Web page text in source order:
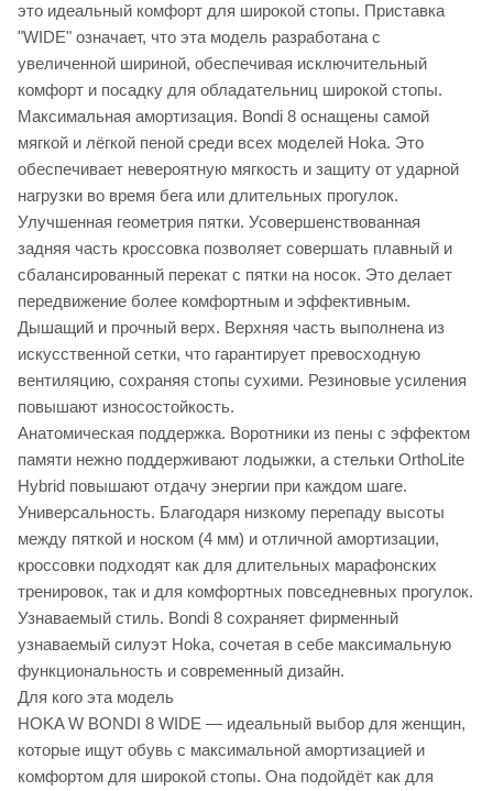
это идеальный комфорт для широкой стопы. Приставка
"WIDE" означает, что эта модель разработана с
увеличенной шириной, обеспечивая исключительный
комфорт и посадку для обладательниц широкой стопы.
Максимальная амортизация. Bondi 8 оснащены самой
мягкой и лёгкой пеной среди всех моделей Hoka. Это
обеспечивает невероятную мягкость и защиту от ударной
нагрузки во время бега или длительных прогулок.
Улучшенная геометрия пятки. Усовершенствованная
задняя часть кроссовка позволяет совершать плавный и
сбалансированный перекат с пятки на носок. Это делает
передвижение более комфортным и эффективным.
Дышащий и прочный верх. Верхняя часть выполнена из
искусственной сетки, что гарантирует превосходную
вентиляцию, сохраняя стопы сухими. Резиновые усиления
повышают износостойкость.
Анатомическая поддержка. Воротники из пены с эффектом
памяти нежно поддерживают лодыжки, а стельки OrthoLite
Hybrid повышают отдачу энергии при каждом шаге.
Универсальность. Благодаря низкому перепаду высоты
между пяткой и носком (4 мм) и отличной амортизации,
кроссовки подходят как для длительных марафонских
тренировок, так и для комфортных повседневных прогулок.
Узнаваемый стиль. Bondi 8 сохраняет фирменный
узнаваемый силуэт Hoka, сочетая в себе максимальную
функциональность и современный дизайн.
Для кого эта модель
HOKA W BONDI 8 WIDE — идеальный выбор для женщин,
которые ищут обувь с максимальной амортизацией и
комфортом для широкой стопы. Она подойдёт как для